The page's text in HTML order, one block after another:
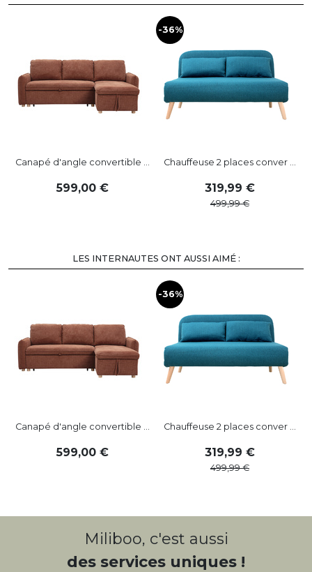
Canapé d'angle convertible ...
599,00
-36%
Chauffeuse 2 places conver ...
319,99
499,99
LES INTERNAUTES ONT AUSSI AIMÉ :
Canapé d'angle convertible ...
599,00
-36%
Chauffeuse 2 places conver ...
319,99
499,99
Miliboo, c'est aussi
des services uniques !